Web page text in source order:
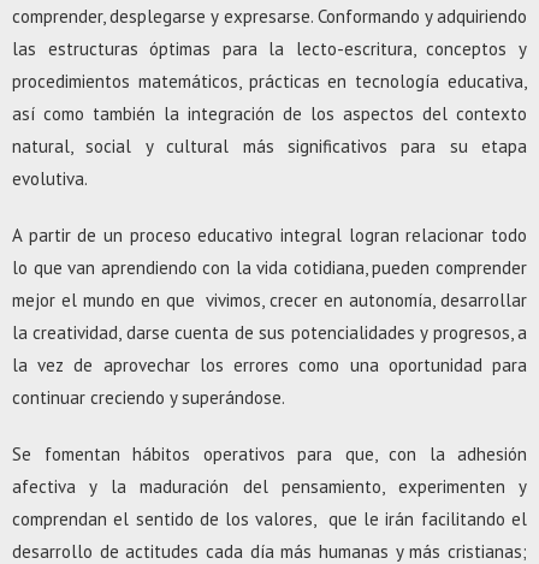
comprender, desplegarse y expresarse. Conformando y adquiriendo
las estructuras óptimas para la lecto-escritura, conceptos y
procedimientos matemáticos, prácticas en tecnología educativa,
así como también la integración de los aspectos del contexto
natural, social y cultural más significativos para su etapa
evolutiva.
A partir de un proceso educativo integral logran relacionar todo
lo que van aprendiendo con la vida cotidiana, pueden comprender
mejor el mundo en que vivimos, crecer en autonomía, desarrollar
la creatividad, darse cuenta de sus potencialidades y progresos, a
la vez de aprovechar los errores como una oportunidad para
continuar creciendo y superándose.
Se fomentan hábitos operativos para que, con la adhesión
afectiva y la maduración del pensamiento, experimenten y
comprendan el sentido de los valores, que le irán facilitando el
desarrollo de actitudes cada día más humanas y más cristianas;